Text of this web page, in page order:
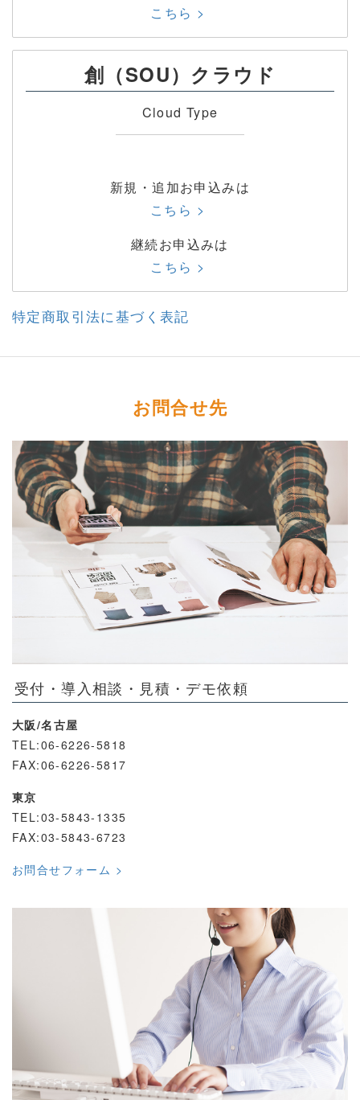
こちら >
創（SOU）クラウド
Cloud Type
新規・追加お申込みは
こちら >
継続お申込みは
こちら >
特定商取引法に基づく表記
お問合せ先
受付・導入相談・見積・デモ依頼
大阪/名古屋
TEL:06-6226-5818
FAX:06-6226-5817
東京
TEL:03-5843-1335
FAX:03-5843-6723
お問合せフォーム >